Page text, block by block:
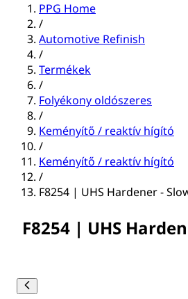
PPG Home
/
Automotive Refinish
/
Termékek
/
Folyékony oldószeres
/
Keményítő / reaktív hígító
/
Keményítő / reaktív hígító
/
F8254 | UHS Hardener -
F8254 | UHS